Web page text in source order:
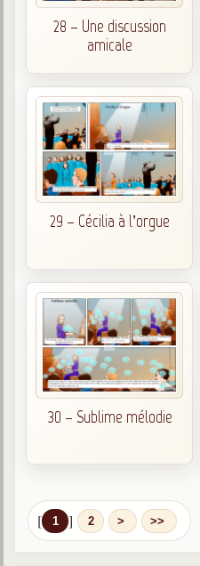
28 – Une discussion
amicale
29 – Cécilia à l’orgue
30 – Sublime mélodie
[ 1 ] 2 > >>